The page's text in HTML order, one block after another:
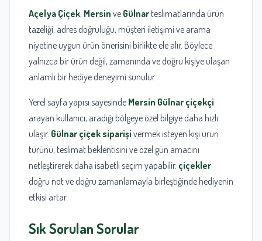
Açelya Çiçek, Mersin ve Gülnar teslimatlarında ürün
tazeliği, adres doğruluğu, müşteri iletişimi ve arama
niyetine uygun ürün önerisini birlikte ele alır. Böylece
yalnızca bir ürün değil, zamanında ve doğru kişiye ulaşan
anlamlı bir hediye deneyimi sunulur.
Yerel sayfa yapısı sayesinde Mersin Gülnar çiçekçi
arayan kullanıcı, aradığı bölgeye özel bilgiye daha hızlı
ulaşır. Gülnar çiçek siparişi vermek isteyen kişi ürün
türünü, teslimat beklentisini ve özel gün amacını
netleştirerek daha isabetli seçim yapabilir. çiçekler
doğru not ve doğru zamanlamayla birleştiğinde hediyenin
etkisi artar.
Sık Sorulan Sorular